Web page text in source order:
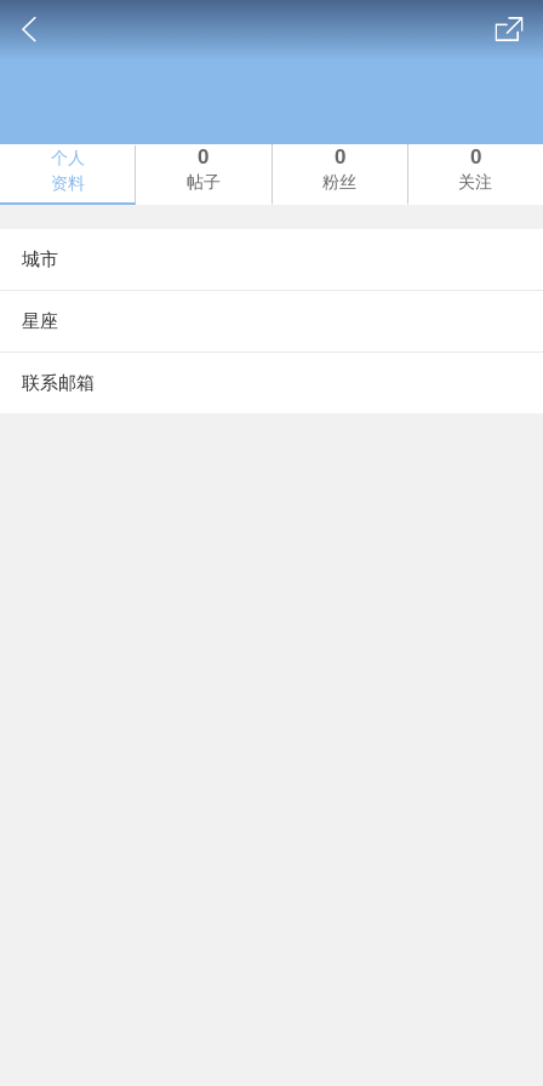
个人
资料
0
帖子
0
粉丝
0
关注
城市
星座
联系邮箱